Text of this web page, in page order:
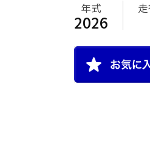
年式
2026